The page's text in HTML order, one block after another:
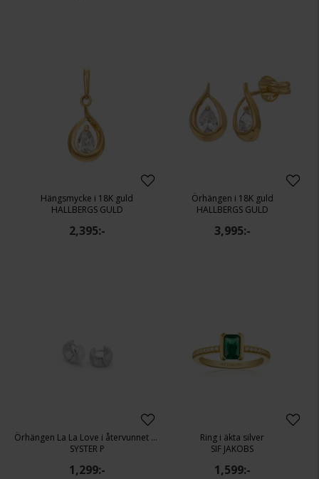
Hängsmycke i 18K guld
HALLBERGS GULD
2,395:-
Örhängen i 18K guld
HALLBERGS GULD
3,995:-
Örhängen La La Love i återvunnet äkta silver
SYSTER P
1,299:-
Ring i äkta silver
SIF JAKOBS
1,599:-